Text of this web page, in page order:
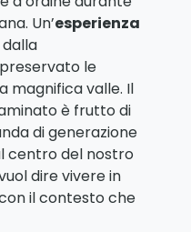
Un’esperienza
le
magnifica valle. Il
è frutto di
di generazione
centro del nostro
dire vivere in
il contesto che